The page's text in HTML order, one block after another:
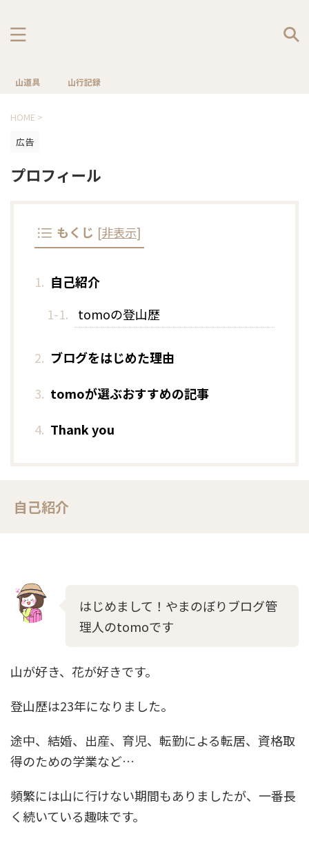
山道具 山行記録
HOME >
広告
プロフィール
もくじ [非表示]
自己紹介
tomoの登山歴
ブログをはじめた理由
tomoが選ぶおすすめの記事
Thank you
自己紹介
はじめまして！やまのぼりブログ管
理人のtomoです
山が好き、花が好きです。
登山歴は23年になりました。
途中、結婚、出産、育児、転勤による転居、資格取
得のための学業など…
頻繁には山に行けない期間もありましたが、一番長
く続いている趣味です。